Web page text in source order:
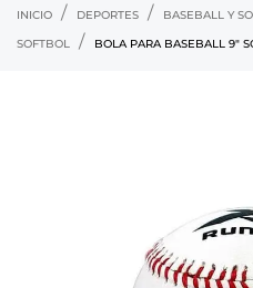
INICIO DEPORTES BASEBALL Y
SOFTBOL
BOLA PARA BASEBALL 9"